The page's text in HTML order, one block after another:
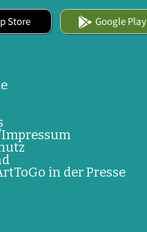
Store Google Play
in der Presse